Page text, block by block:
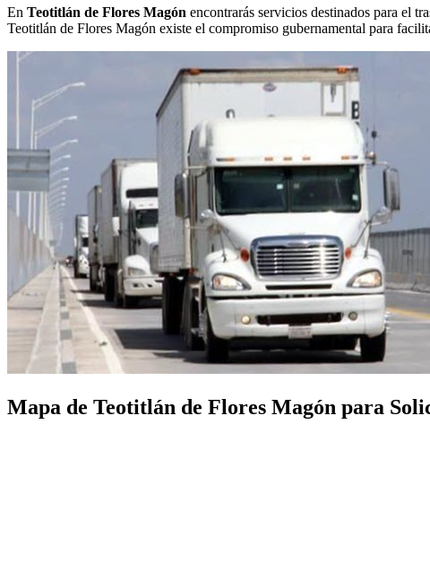
En Teotitlán de Flores Magón encontrarás servicios destinados para el
Teotitlán de Flores Magón existe el compromiso gubernamental para
Mapa de Teotitlán de Flores Magón para